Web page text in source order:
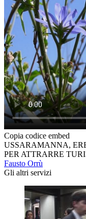
Copia codice embed
USSARAMANNA,
PER ATTRARRE
Fausto Orrù
Gli altri servizi